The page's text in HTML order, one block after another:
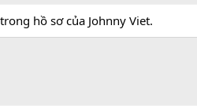
hồ sơ của Johnny Viet.